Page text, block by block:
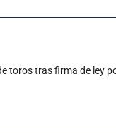
toros tras firma de ley